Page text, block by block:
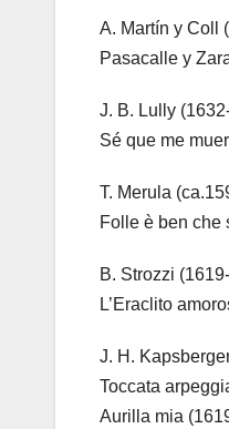
A. Martín y Coll
Pasacalle y
J. B. Lully
Sé que me
T. Merula
Folle è ben che
B. Strozzi
L’Eraclito
J. H.
Toccata
Aurilla mia